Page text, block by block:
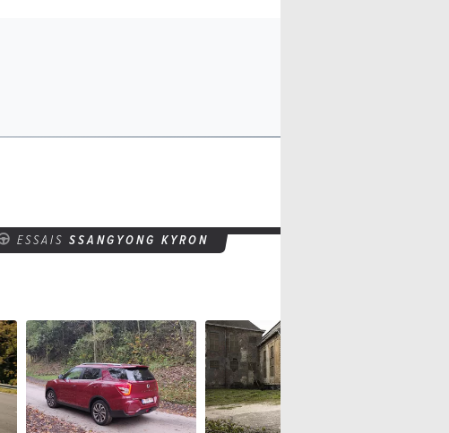
ESSAIS SSANGYONG KYRON